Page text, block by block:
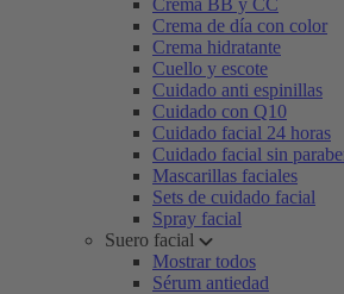
Crema BB y CC
Crema de día con color
Crema hidratante
Cuello y escote
Cuidado anti espinillas
Cuidado con Q10
Cuidado facial 24 horas
Cuidado facial sin
Mascarillas faciales
Sets de cuidado facial
Spray facial
Suero facial
Mostrar todos
Sérum antiedad